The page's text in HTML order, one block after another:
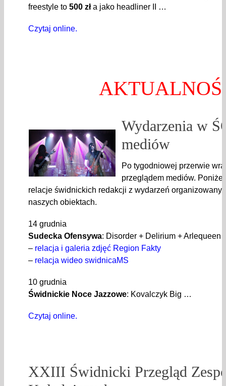
freestyle to 500 zła jako headliner II …
Czytaj online.
Wydarzenia w
mediów
Po tygodniowej przerwie
przeglądem mediów.
relacje świdnickich redakcji z wydarzeń
naszych obiektach.
14 grudnia
Sudecka Ofensywa: Disorder + Delirium + Arlequeen (
– relacja i galeria zdjęć Region Fakty
– relacja wideo swidnicaMS
10 grudnia
Świdnickie Noce Jazzowe: Kovalczyk Big …
Czytaj online.
XXIII Świdnicki Przegląd